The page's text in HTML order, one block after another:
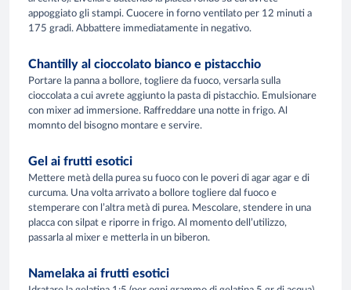
appoggiato gli stampi. Cuocere in forno ventilato per 12 minuti a
175 gradi. Abbattere immediatamente in negativo.
Chantilly al cioccolato bianco e pistacchio
Portare la panna a bollore, togliere da fuoco, versarla sulla
cioccolata a cui avrete aggiunto la pasta di pistacchio. Emulsionare
con mixer ad immersione. Raffreddare una notte in frigo. Al
momnto del bisogno montare e servire.
Gel ai frutti esotici
Mettere metà della purea su fuoco con le poveri di agar agar e di
curcuma. Una volta arrivato a bollore togliere dal fuoco e
stemperare con l’altra metà di purea. Mescolare, stendere in una
placca con silpat e riporre in frigo. Al momento dell’utilizzo,
passarla al mixer e metterla in un biberon.
Namelaka ai frutti esotici